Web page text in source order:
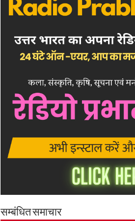
सम्बंधित समाचार